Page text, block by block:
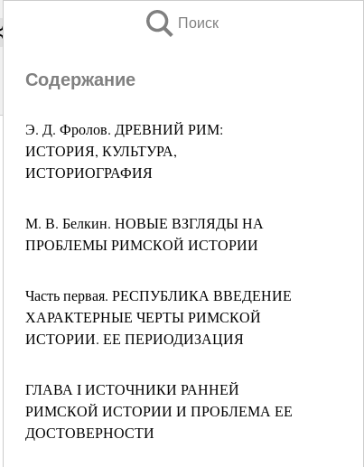
Поиск
Содержание
Э. Д. Фролов. ДРЕВНИЙ РИМ:
ИСТОРИЯ, КУЛЬТУРА,
ИСТОРИОГРАФИЯ
М. В. Белкин. НОВЫЕ ВЗГЛЯДЫ НА
ПРОБЛЕМЫ РИМСКОЙ ИСТОРИИ
Часть первая. РЕСПУБЛИКА ВВЕДЕНИЕ
ХАРАКТЕРНЫЕ ЧЕРТЫ РИМСКОЙ
ИСТОРИИ. ЕЕ ПЕРИОДИЗАЦИЯ
ГЛАВА I ИСТОЧНИКИ РАННЕЙ
РИМСКОЙ ИСТОРИИ И ПРОБЛЕМА ЕЕ
ДОСТОВЕРНОСТИ